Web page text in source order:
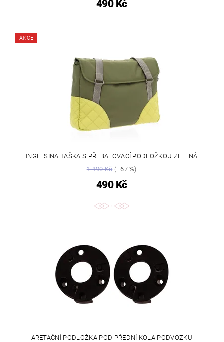
490 Kč
AKCE
INGLESINA TAŠKA S PŘEBALOVACÍ PODLOŽKOU ZELENÁ
1 490 Kč(–67 %)
490 Kč
ARETAČNÍ PODLOŽKA POD PŘEDNÍ KOLA PODVOZKU